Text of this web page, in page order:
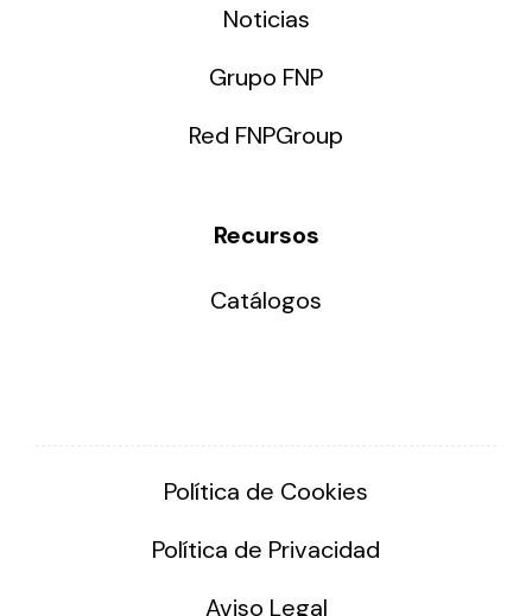
Noticias
Grupo FNP
Red FNPGroup
Recursos
Catálogos
Política de Cookies
Política de Privacidad
Aviso Legal